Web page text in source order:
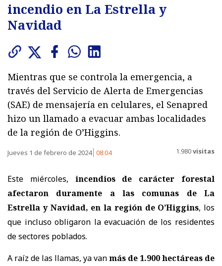
incendio en La Estrella y
Navidad
Mientras que se controla la emergencia, a
través del Servicio de Alerta de Emergencias
(SAE) de mensajería en celulares, el Senapred
hizo un llamado a evacuar ambas localidades
de la región de O’Higgins.
Jueves 1 de febrero de 2024 08:04 1.980visitas
Este miércoles, incendios de carácter forestal
afectaron duramente a las comunas de La
Estrella y Navidad, en la región de O’Higgins, los
que incluso obligaron la evacuación de los residentes
de sectores poblados.
A raíz de las llamas, ya vanmás de 1.900 hectáreas de